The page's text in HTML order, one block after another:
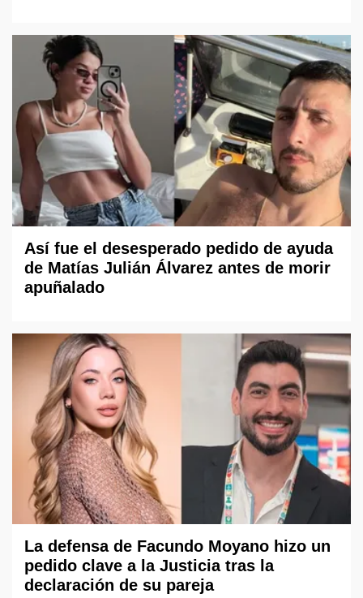
Así fue el desesperado pedido de ayuda
de Matías Julián Álvarez antes de morir
apuñalado
La defensa de Facundo Moyano hizo un
pedido clave a la Justicia tras la
declaración de su pareja